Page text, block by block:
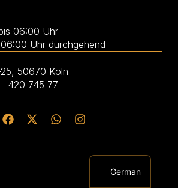
06:00 Uhr
Uhr durchgehend
50670 Köln
420 745 77
German